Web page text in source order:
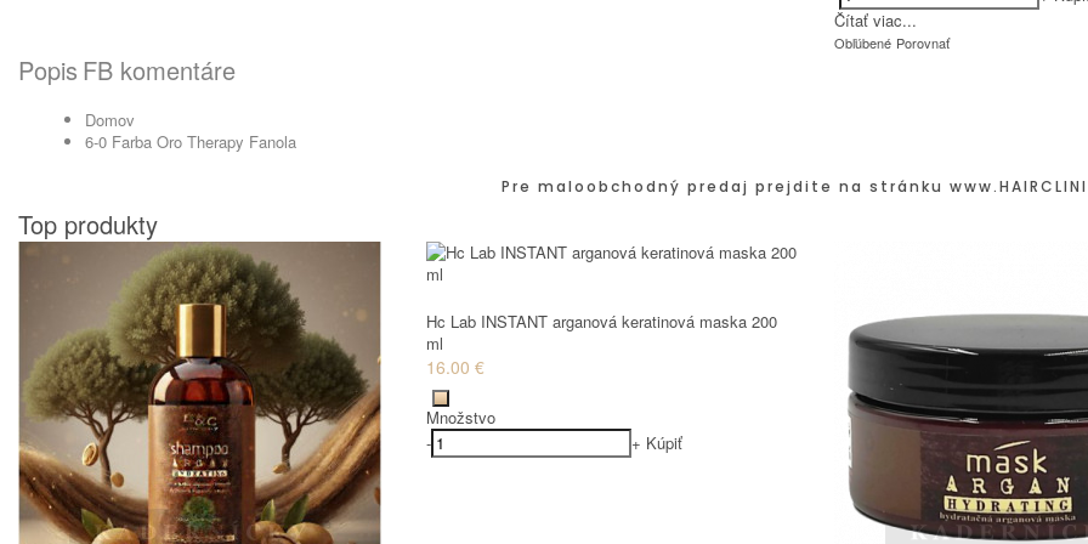
Čítať viac...
Obľúbené Porovnať
Popis FB komentáre
Domov
6-0 Farba Oro Therapy Fanola
Pre maloobchodný predaj prejdite na stránku
Top produkty
Hc Lab INSTANT arganová keratinová maska 200
ml
16.00 €
Množstvo
-
+ Kúpiť